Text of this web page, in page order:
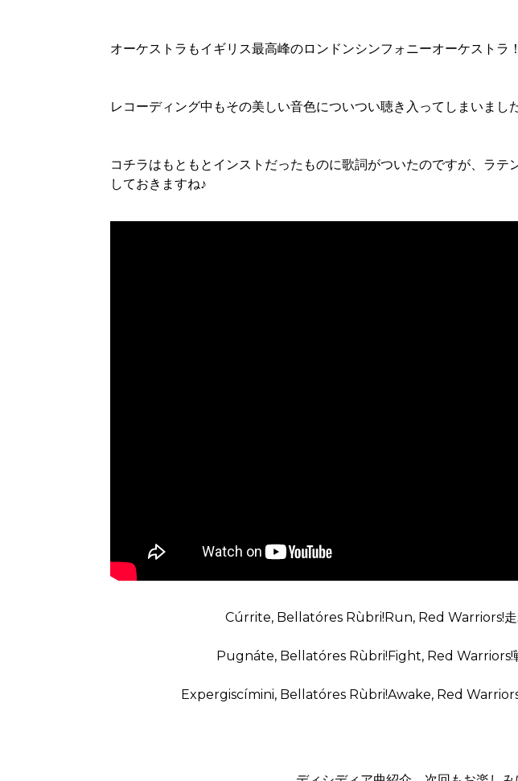
オーケストラもイギリス最高峰のロンドンシンフォニーオーケストラ
レコーディング中もその美しい音色についつい聴き入ってしまいまし
コチラはもともとインストだったものに歌詞がついたのですが、ラテ
しておきますね♪
Cúrrite, Bellatóres Rùbri!Run, Red Warriors!走
Pugnáte, Bellatóres Rùbri!Fight, Red Warriors!
Expergiscímini, Bellatóres Rùbri!Awake, Red